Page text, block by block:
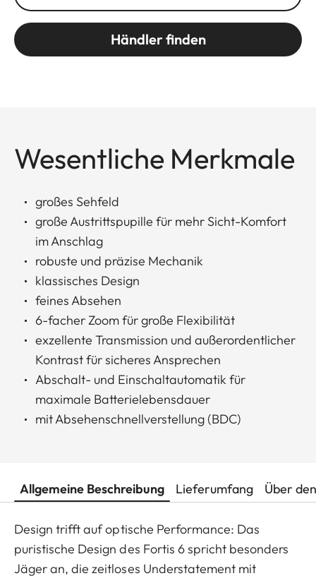
Händler finden
Wesentliche Merkmale
großes Sehfeld
große Austrittspupille für mehr Sicht-Komfort
im Anschlag
robuste und präzise Mechanik
klassisches Design
feines Absehen
6-facher Zoom für große Flexibilität
exzellente Transmission und außerordentlicher
Kontrast für sicheres Ansprechen
Abschalt- und Einschaltautomatik für
maximale Batterielebensdauer
mit Absehenschnellverstellung (BDC)
Allgemeine Beschreibung Lieferumfang Über
Design trifft auf optische Performance: Das
puristische Design des Fortis 6 spricht besonders
Jäger an, die zeitloses Understatement mit